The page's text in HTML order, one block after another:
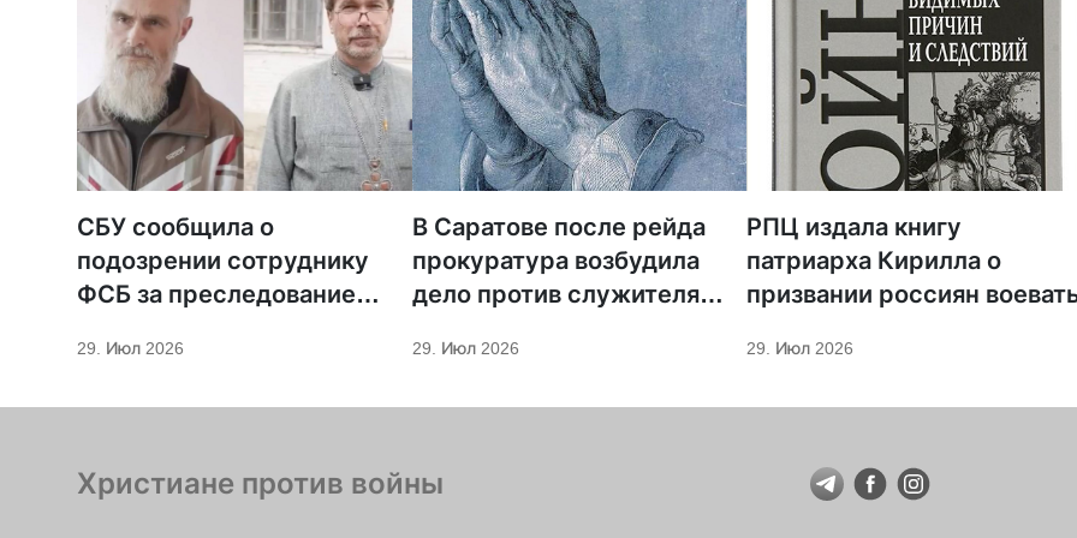
СБУ сообщила о
подозрении сотруднику
ФСБ за преследование
29. Июл 2026
В Саратове после рейда
прокуратура возбудила
дело против служителя
29. Июл 2026
РПЦ издала книгу
патриарха Кирилла о
призвании россиян
29. Июл 2026
Христиане против войны